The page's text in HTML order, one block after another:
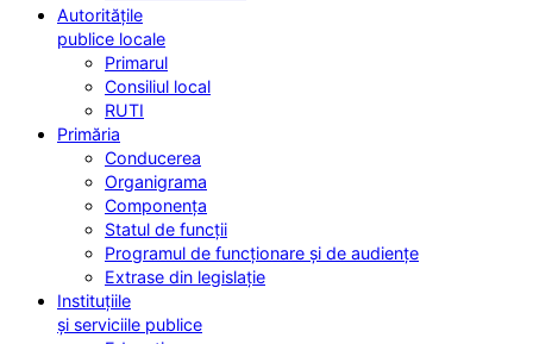
Autoritățile
publice locale
Primarul
Consiliul local
RUTI
Primăria
Conducerea
Organigrama
Componența
Statul de funcții
Programul de funcționare și de audiențe
Extrase din legislație
Instituțiile
și serviciile publice